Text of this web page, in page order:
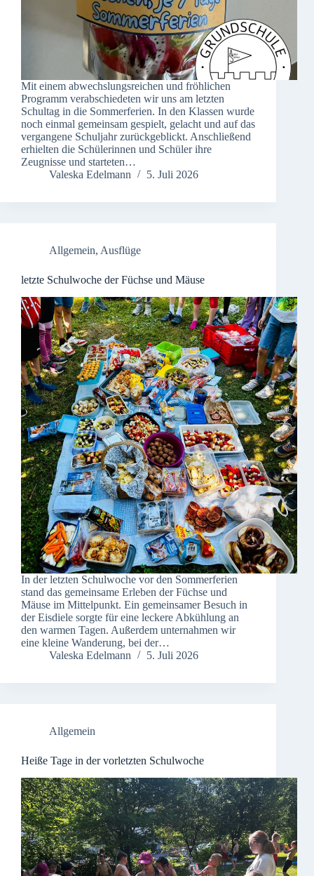
Mit einem abwechslungsreichen und fröhlichen
Programm verabschiedeten wir uns am letzten
Schultag in die Sommerferien. In den Klassen wurde
noch einmal gemeinsam gespielt, gelacht und auf das
vergangene Schuljahr zurückgeblickt. Anschließend
erhielten die Schülerinnen und Schüler ihre
Zeugnisse und starteten…
Valeska Edelmann
5. Juli 2026
Allgemein, Ausflüge
letzte Schulwoche der Füchse und Mäuse
In der letzten Schulwoche vor den Sommerferien
stand das gemeinsame Erleben der Füchse und
Mäuse im Mittelpunkt. Ein gemeinsamer Besuch in
der Eisdiele sorgte für eine leckere Abkühlung an
den warmen Tagen. Außerdem unternahmen wir
eine kleine Wanderung, bei der…
Valeska Edelmann
5. Juli 2026
Allgemein
Heiße Tage in der vorletzten Schulwoche